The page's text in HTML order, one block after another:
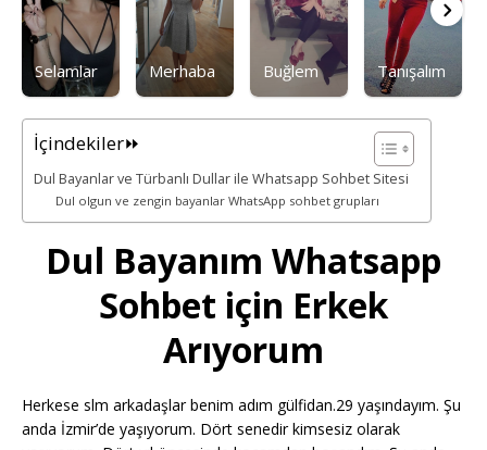
Selamlar Merhaba Buğlem Tanışalım
İçindekiler⏩
Dul Bayanlar ve Türbanlı Dullar ile Whatsapp Sohbet Sitesi
Dul olgun ve zengin bayanlar WhatsApp sohbet grupları
Dul Bayanım Whatsapp
Sohbet için Erkek
Arıyorum
Herkese slm arkadaşlar benim adım gülfidan.29 yaşındayım. Şu
anda İzmir’de yaşıyorum. Dört senedir kimsesiz olarak